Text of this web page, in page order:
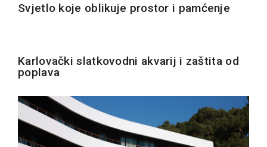
Svjetlo koje oblikuje prostor i pamćenje
Karlovački slatkovodni akvarij i zaštita od
poplava